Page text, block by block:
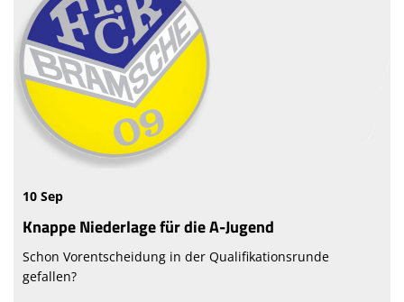
10 Sep
Knappe Niederlage für die A-Jugend
Schon Vorentscheidung in der Qualifikationsrunde
gefallen?